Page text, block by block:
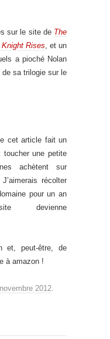
sur le site de The
Knight Rises, et un
a pioché Nolan
sa trilogie sur le
cet article fait un
une petite
achètent sur
récolter
pour un an
devienne
et, peut-être, de
à amazon !
2012.